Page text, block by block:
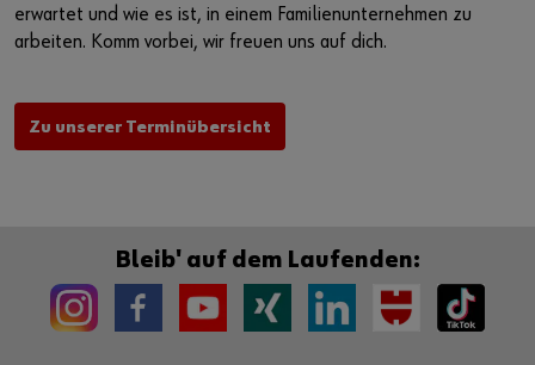
erwartet und wie es ist, in einem Familienunternehmen zu
arbeiten. Komm vorbei, wir freuen uns auf dich.
Zu unserer Terminübersicht
Bleib' auf dem Laufenden: